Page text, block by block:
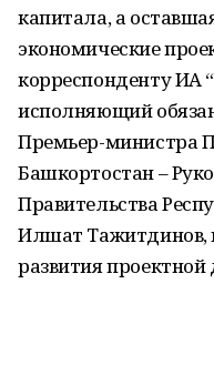
капитала, а
экономические
корреспонденту ИА
исполняющий
Премьер-министра
Башкортостан –
Правительства
Илшат
развития проектной